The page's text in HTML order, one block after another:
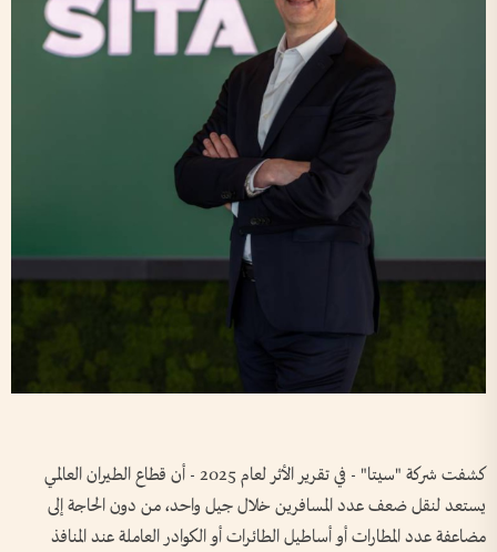
كشفت شركة "سيتا" - في تقرير الأثر لعام 2025 - أن قطاع الطيران العالمي
يستعد لنقل ضعف عدد المسافرين خلال جيل واحد، من دون الحاجة إلى
مضاعفة عدد المطارات أو أساطيل الطائرات أو الكوادر العاملة عند المنافذ